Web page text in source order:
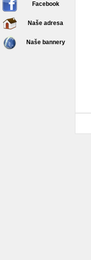
Facebook
Naše adresa
Naše bannery